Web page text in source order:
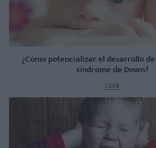
¿Cómo potencializar el desarrollo
síndrome de Down?
LEER